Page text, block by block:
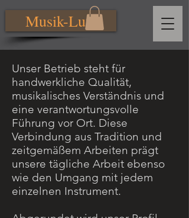
Musik-Lutz
Unser Betrieb steht für
handwerkliche Qualität,
musikalisches Verständnis und
eine verantwortungsvolle
Führung vor Ort. Diese
Verbindung aus Tradition und
zeitgemäßem Arbeiten prägt
unsere tägliche Arbeit ebenso
wie den Umgang mit jedem
einzelnen Instrument.